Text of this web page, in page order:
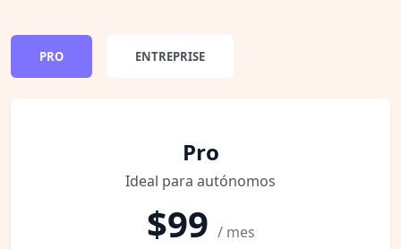
PRO ENTREPRISE
Pro
Ideal para autónomos
$99 / mes